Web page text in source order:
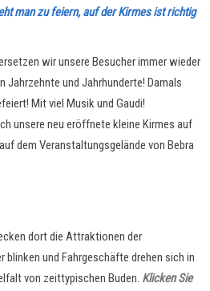
man zu feiern, auf der Kirmes ist richtig
wir unsere Besucher immer wieder
Jahrzehnte und Jahrhunderte! Damals
Mit viel Musik und Gaudi!
unsere neu eröffnete kleine Kirmes auf
dem Veranstaltungsgelände von Bebra
dort die Attraktionen der
blinken und Fahrgeschäfte drehen sich in
von zeittypischen Buden. Klicken Sie